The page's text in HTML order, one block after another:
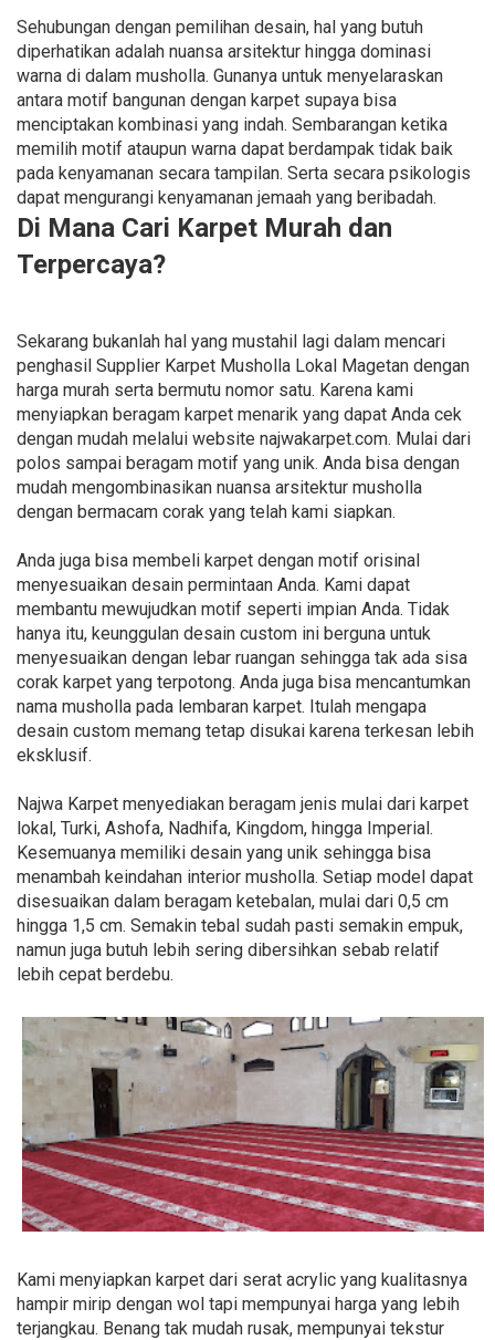
Sehubungan dengan pemilihan desain, hal yang butuh
diperhatikan adalah nuansa arsitektur hingga dominasi
warna di dalam musholla. Gunanya untuk menyelaraskan
antara motif bangunan dengan karpet supaya bisa
menciptakan kombinasi yang indah. Sembarangan ketika
memilih motif ataupun warna dapat berdampak tidak baik
pada kenyamanan secara tampilan. Serta secara psikologis
dapat mengurangi kenyamanan jemaah yang beribadah.
Di Mana Cari Karpet Murah dan
Terpercaya?
Sekarang bukanlah hal yang mustahil lagi dalam mencari
penghasil Supplier Karpet Musholla Lokal Magetan dengan
harga murah serta bermutu nomor satu. Karena kami
menyiapkan beragam karpet menarik yang dapat Anda cek
dengan mudah melalui website najwakarpet.com. Mulai dari
polos sampai beragam motif yang unik. Anda bisa dengan
mudah mengombinasikan nuansa arsitektur musholla
dengan bermacam corak yang telah kami siapkan.
Anda juga bisa membeli karpet dengan motif orisinal
menyesuaikan desain permintaan Anda. Kami dapat
membantu mewujudkan motif seperti impian Anda. Tidak
hanya itu, keunggulan desain custom ini berguna untuk
menyesuaikan dengan lebar ruangan sehingga tak ada sisa
corak karpet yang terpotong. Anda juga bisa mencantumkan
nama musholla pada lembaran karpet. Itulah mengapa
desain custom memang tetap disukai karena terkesan lebih
eksklusif.
Najwa Karpet menyediakan beragam jenis mulai dari karpet
lokal, Turki, Ashofa, Nadhifa, Kingdom, hingga Imperial.
Kesemuanya memiliki desain yang unik sehingga bisa
menambah keindahan interior musholla. Setiap model dapat
disesuaikan dalam beragam ketebalan, mulai dari 0,5 cm
hingga 1,5 cm. Semakin tebal sudah pasti semakin empuk,
namun juga butuh lebih sering dibersihkan sebab relatif
lebih cepat berdebu.
Kami menyiapkan karpet dari serat acrylic yang kualitasnya
hampir mirip dengan wol tapi mempunyai harga yang lebih
terjangkau. Benang tak mudah rusak, mempunyai tekstur